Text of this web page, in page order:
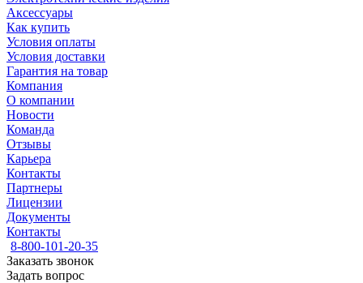
Аксессуары
Как купить
Условия оплаты
Условия доставки
Гарантия на товар
Компания
О компании
Новости
Команда
Отзывы
Карьера
Контакты
Партнеры
Лицензии
Документы
Контакты
8-800-101-20-35
Заказать звонок
Задать вопрос